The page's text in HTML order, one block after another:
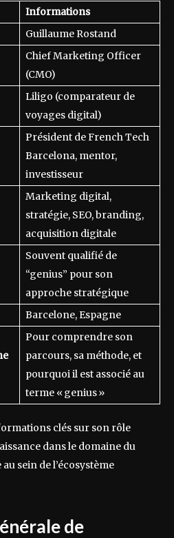
Informations
Guillaume Rostand
Chief Marketing Officer
(CMO)
Liligo (comparateur de
voyages digital)
Président de French Tech
Barcelona, mentor,
investisseur
Marketing digital,
stratégie, SEO, branding,
acquisition digitale
Souvent qualifié de
“genius” pour son
approche stratégique
Barcelone, Espagne
Pour comprendre son
parcours, sa méthode, et
pourquoi il est associé au
terme « genius »
clés sur son rôle
dans le domaine du
sein de l’écosystème
de